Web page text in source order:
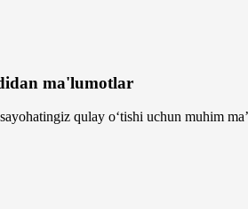
ma'lumotlar
qulay o‘tishi uchun muhim